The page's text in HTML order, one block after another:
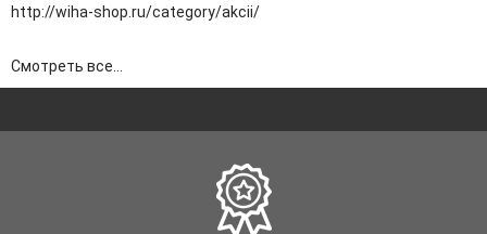
http://wiha-shop.ru/category/akcii/
Смотреть все...